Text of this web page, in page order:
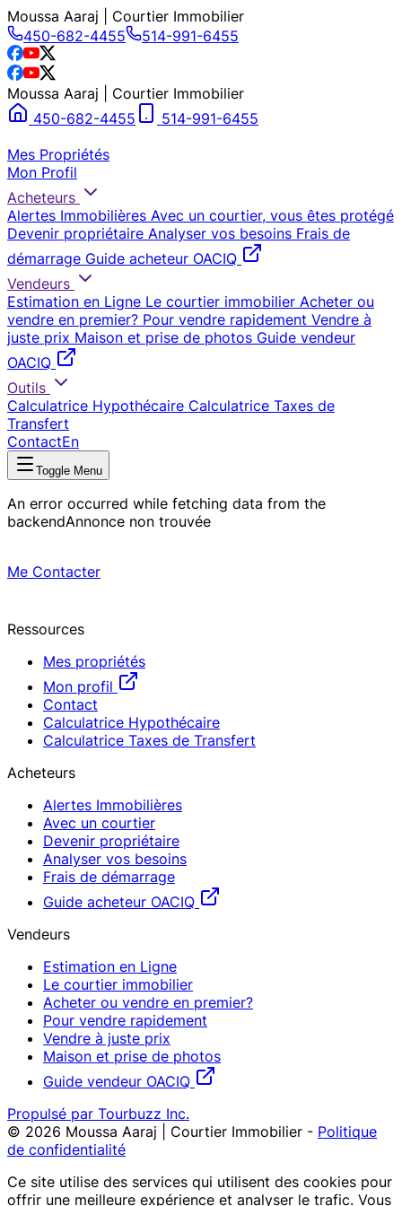
Moussa Aaraj | Courtier Immobilier
450-682-4455
514-991-6455
Moussa Aaraj | Courtier Immobilier
450-682-4455
514-991-6455
Mes Propriétés
Mon Profil
Acheteurs
Alertes Immobilières Avec un courtier, vous êtes protégé
Devenir propriétaire Analyser vos besoins Frais de
démarrage Guide acheteur OACIQ
Vendeurs
Estimation en Ligne Le courtier immobilier Acheter ou
vendre en premier? Pour vendre rapidement Vendre à
juste prix Maison et prise de photos Guide vendeur
OACIQ
Outils
Calculatrice Hypothécaire Calculatrice Taxes de
Transfert
ContactEn
Toggle Menu
An error occurred while fetching data from the
backendAnnonce non trouvée
Me Contacter
Ressources
Mes propriétés
Mon profil
Contact
Calculatrice Hypothécaire
Calculatrice Taxes de Transfert
Acheteurs
Alertes Immobilières
Avec un courtier
Devenir propriétaire
Analyser vos besoins
Frais de démarrage
Guide acheteur OACIQ
Vendeurs
Estimation en Ligne
Le courtier immobilier
Acheter ou vendre en premier?
Pour vendre rapidement
Vendre à juste prix
Maison et prise de photos
Guide vendeur OACIQ
Propulsé par Tourbuzz Inc.
© 2026 Moussa Aaraj | Courtier Immobilier - Politique
de confidentialité
Ce site utilise des services qui utilisent des cookies pour
offrir une meilleure expérience et analyser le trafic. Vous